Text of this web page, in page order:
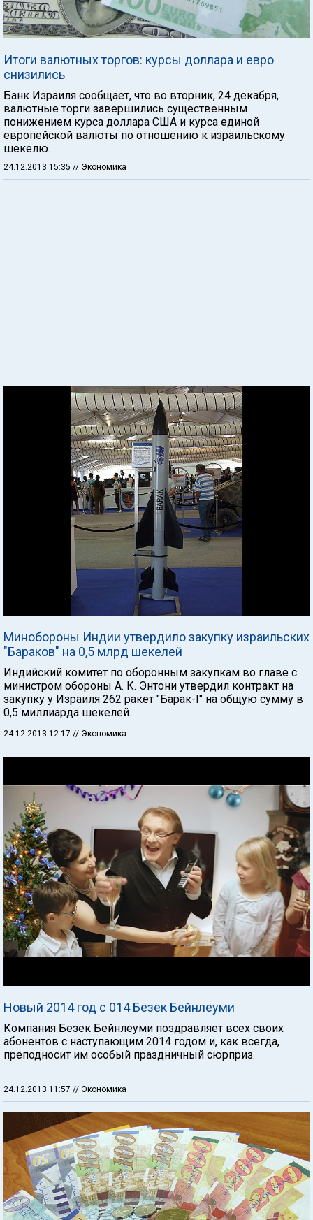
Итоги валютных торгов: курсы доллара и евро
снизились
Банк Израиля сообщает, что во вторник, 24 декабря,
валютные торги завершились существенным
понижением курса доллара США и курса единой
европейской валюты по отношению к израильскому
шекелю.
24.12.2013 15:35 // Экономика
Минобороны Индии утвердило закупку израильских
"Бараков" на 0,5 млрд шекелей
Индийский комитет по оборонным закупкам во главе с
министром обороны А. К. Энтони утвердил контракт на
закупку у Израиля 262 ракет "Барак-I" на общую сумму в
0,5 миллиарда шекелей.
24.12.2013 12:17 // Экономика
Новый 2014 год с 014 Безек Бейнлеуми
Компания Безек Бейнлеуми поздравляет всех своих
абонентов с наступающим 2014 годом и, как всегда,
преподносит им особый праздничный сюрприз.
24.12.2013 11:57 // Экономика